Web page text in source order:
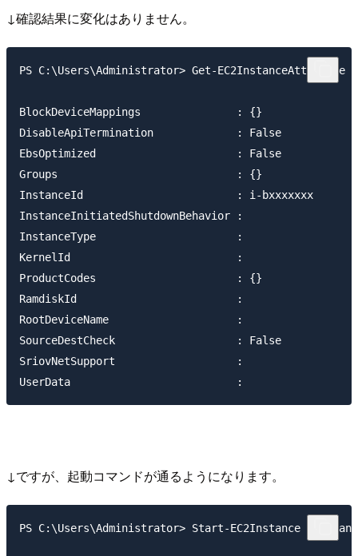
↓確認結果に変化はありません。
PS C:\Users\Administrator> Get-
BlockDeviceMappings               : {}
DisableApiTermination             : False
EbsOptimized                      : False
Groups                            : {}
InstanceId                        : i-bxxxxxxx
InstanceInitiatedShutdownBehavior :
InstanceType                      :
KernelId                          :
ProductCodes                      : {}
RamdiskId                         :
RootDeviceName                    :
SourceDestCheck                   : False
SriovNetSupport                   :
↓ですが、起動コマンドが通るようになります。
PS C:\Users\Administrator> Start-EC2Instance -